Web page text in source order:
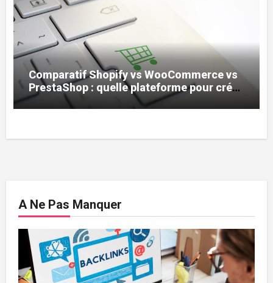
Comparatif Shopify vs WooCommerce vs
PrestaShop : quelle plateforme pour créer
son eCommerce ?
A Ne Pas Manquer